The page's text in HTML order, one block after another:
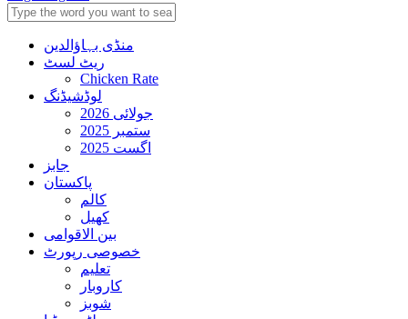
منڈی بہاؤالدین
ریٹ لسٹ
Chicken Rate
لوڈشیڈنگ
جولائی 2026
ستمبر 2025
اگست 2025
جابز
پاکستان
کالم
کھیل
بین الاقوامی
خصوصی رپورٹ
تعلیم
کاروبار
شوبز